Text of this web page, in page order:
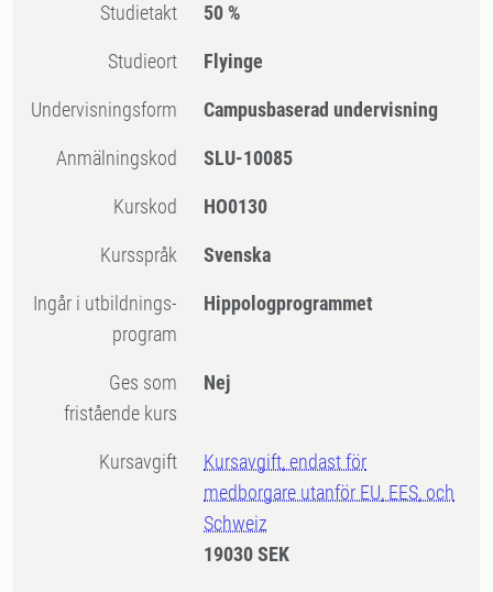
Studietakt 50 %
Studieort Flyinge
Undervisningsform Campusbaserad undervisning
Anmälningskod SLU-10085
Kurskod HO0130
Kursspråk Svenska
Ingår i utbildnings-
program
Hippologprogrammet
Ges som
fristående kurs
Nej
Kursavgift
Kursavgift, endast för
medborgare utanför EU, EES, och
Schweiz
19030 SEK